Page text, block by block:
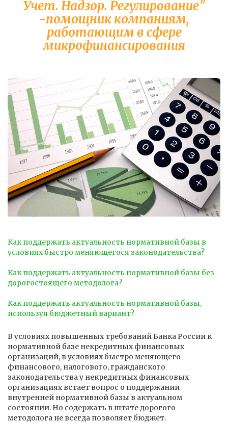
Учет. Надзор. Регулирование"
-помощник компаниям,
работающим в сфере
микрофинансирования
Как поддержать актуальность нормативной базы в
условиях быстро меняющегося законодательства?
Как поддержать актуальность нормативной базы без
дорогостоящего методолога?
Как поддержать актуальность нормативной базы,
используя бюджетный вариант?
В условиях повышенных требований Банка России к
нормативной базе некредитных финансовых
организаций, в условиях быстро меняющего
финансового, налогового, гражданского
законодательства у некредитных финансовых
организациях встает вопрос о поддержании
внутренней нормативной базы в актуальном
состоянии. Но содержать в штате дорогого
методолога не всегда позволяет бюджет.